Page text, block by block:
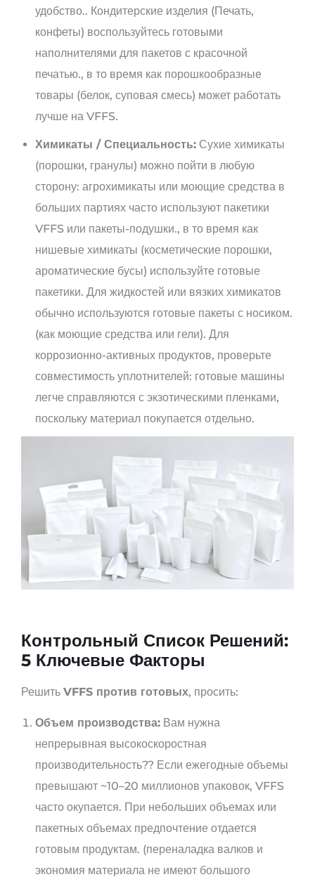
удобство.. Кондитерские изделия (Печать,
конфеты) воспользуйтесь готовыми
наполнителями для пакетов с красочной
печатью., в то время как порошкообразные
товары (белок, суповая смесь) может работать
лучше на VFFS.
Химикаты / Специальность: Сухие химикаты
(порошки, гранулы) можно пойти в любую
сторону: агрохимикаты или моющие средства в
больших партиях часто используют пакетики
VFFS или пакеты-подушки., в то время как
нишевые химикаты (косметические порошки,
ароматические бусы) используйте готовые
пакетики. Для жидкостей или вязких химикатов
обычно используются готовые пакеты с носиком.
(как моющие средства или гели). Для
коррозионно-активных продуктов, проверьте
совместимость уплотнителей: готовые машины
легче справляются с экзотическими пленками,
поскольку материал покупается отдельно.
Контрольный Список Решений:
5 Ключевые Факторы
Решить VFFS против готовых, просить:
Объем производства: Вам нужна
непрерывная высокоскоростная
производительность?? Если ежегодные объемы
превышают ~10–20 миллионов упаковок, VFFS
часто окупается. При небольших объемах или
пакетных объемах предпочтение отдается
готовым продуктам. (переналадка валков и
экономия материала не имеют большого